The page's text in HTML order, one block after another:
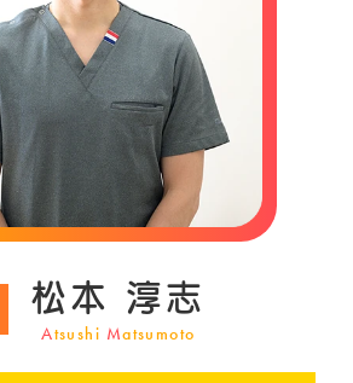
松本 淳志
Atsushi Matsumoto